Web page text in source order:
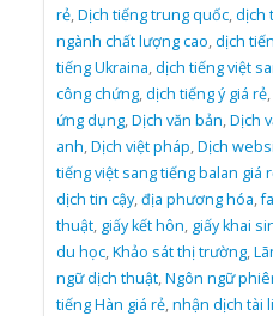
rẻ,Dịch tiếng trung quốc,dịch
ngành chất lượng cao,dịch
tiếng Ukraina,dịch tiếng việt
công chứng,dịch tiếng ý giá rẻ,
ứng dụng,Dịch văn bản,Dịch
anh,Dịch việt pháp,Dịch
tiếng việt sang tiếng balan giá
dịch tin cậy,địa phương hóa,
thuật, giấy kết hôn, giấy khai
du học,Khảo sát thị trường,
ngữ dịch thuật,Ngôn ngữ
tiếng Hàn giá rẻ,nhận dịch tài